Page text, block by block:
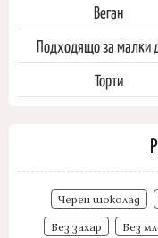
Веган
Подходящо за малки
Торти
Черен шоколад
Без захар Без